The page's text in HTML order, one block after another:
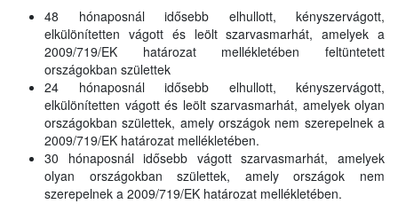
48 hónaposnál idősebb elhullott, kényszervágott,
elkülönítetten vágott és leölt szarvasmarhát, amelyek a
2009/719/EK határozat mellékletében feltüntetett
országokban születtek
24 hónaposnál idősebb elhullott, kényszervágott,
elkülönítetten vágott és leölt szarvasmarhát, amelyek olyan
országokban születtek, amely országok nem szerepelnek a
2009/719/EK határozat mellékletében.
30 hónaposnál idősebb vágott szarvasmarhát, amelyek
olyan országokban születtek, amely országok nem
szerepelnek a 2009/719/EK határozat mellékletében.